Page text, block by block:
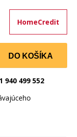
HomeCredit
DO KOŠÍKA
940 499 552